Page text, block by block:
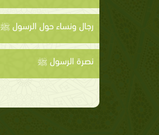
رجال ونساء حول الرسول ﷺ
نصرة الرسول ﷺ